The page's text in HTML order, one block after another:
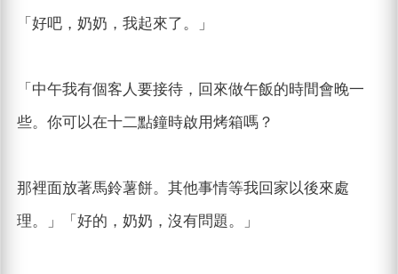
「好吧，奶奶，我起來了。」
「中午我有個客人要接待，回來做午飯的時間會晚一
些。你可以在十二點鐘時啟用烤箱嗎？
那裡面放著馬鈴薯餅。其他事情等我回家以後來處
理。」「好的，奶奶，沒有問題。」